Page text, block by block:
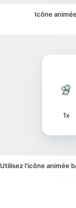
Icône
1x
Utilisez l'icône animée